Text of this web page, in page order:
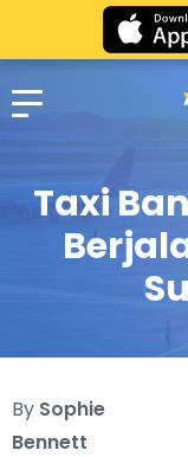
Taxi
By Sophie
Bennett